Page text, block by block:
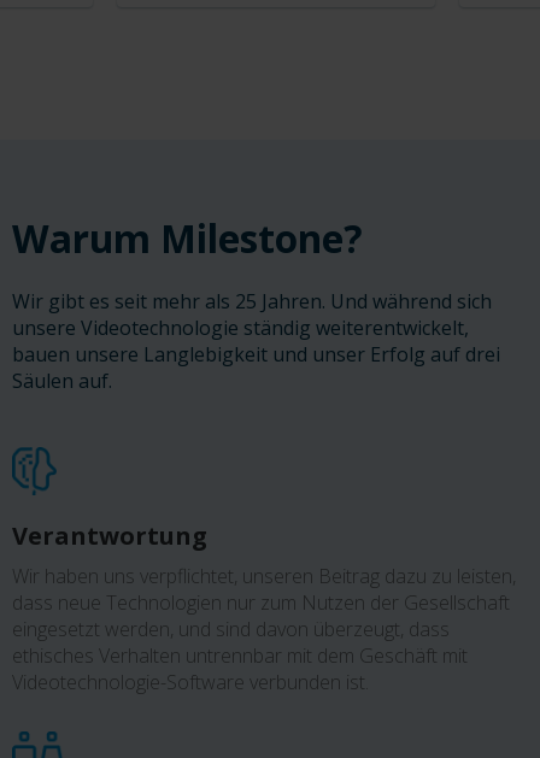
Warum Milestone?
Wir gibt es seit mehr als 25 Jahren. Und während sich
unsere Videotechnologie ständig weiterentwickelt,
bauen unsere Langlebigkeit und unser Erfolg auf drei
Säulen auf.
Verantwortung
Wir haben uns verpflichtet, unseren Beitrag dazu zu leisten,
dass neue Technologien nur zum Nutzen der Gesellschaft
eingesetzt werden, und sind davon überzeugt, dass
ethisches Verhalten untrennbar mit dem Geschäft mit
Videotechnologie-Software verbunden ist.